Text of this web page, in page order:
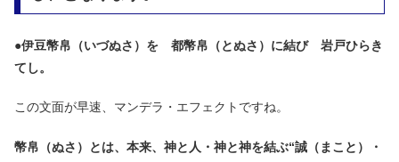
●伊豆幣帛（いづぬさ）を 都幣帛（とぬさ）に結び 岩戸ひらき
てし。
この文面が早速、マンデラ・エフェクトですね。
幣帛（ぬさ）とは、本来、神と人・神と神を結ぶ“誠（まこと）・